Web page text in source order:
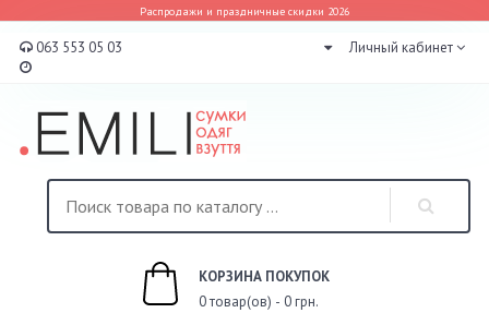
Распродажи и праздничные скидки 2026
063 553 05 03 Личный кабинет
КОРЗИНА ПОКУПОК
0 товар(ов) - 0 грн.